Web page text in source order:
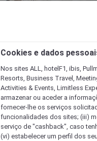
Cookies e dados
Nos sites ALL, hotelF1, ibis,
Resorts, Business Travel,
Activities & Events, Limitless
armazenar ou aceder a
fornecer-lhe os serviços
funcionalidades dos sites; (iii)
serviço de "cashback", caso
(vi) estabelecer um perfil dos